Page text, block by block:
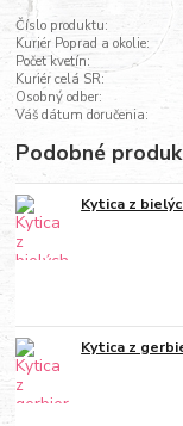
Číslo produktu:
Kuriér Poprad a okolie:
Počet kvetín:
Kuriér celá SR:
Osobný odber:
Váš dátum doručenia:
Podobné
Kytica z
Kytica z